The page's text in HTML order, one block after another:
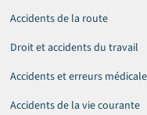
Accidents de la route
Droit et accidents du travail
Accidents et erreurs
Accidents de la vie courante